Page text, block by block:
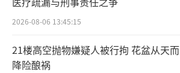
2026-08-06 13:45:15
21楼高空抛物嫌疑人被行拘 花盆从天而
降险酿祸